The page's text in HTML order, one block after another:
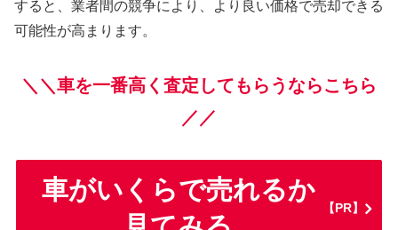
すると、業者間の競争により、より良い価格で売却できる
可能性が高まります。
＼＼車を一番高く査定してもらうならこちら
／／
車がいくらで売れるか
【PR】